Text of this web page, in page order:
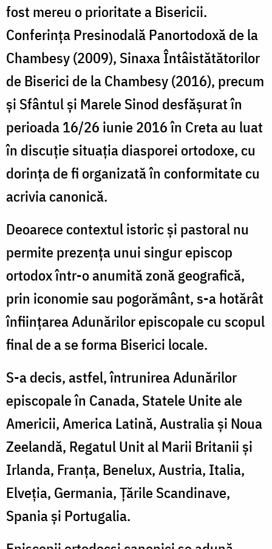
fost mereu o prioritate a Bisericii.
Conferinţa Presinodală Panortodoxă de la
Chambesy (2009), Sinaxa Întâistătătorilor
de Biserici de la Chambesy (2016), precum
şi Sfântul şi Marele Sinod desfăşurat în
perioada 16/26 iunie 2016 în Creta au luat
în discuţie situaţia diasporei ortodoxe, cu
dorinţa de fi organizată în conformitate cu
acrivia canonică.
Deoarece contextul istoric şi pastoral nu
permite prezenţa unui singur episcop
ortodox într-o anumită zonă geografică,
prin iconomie sau pogorământ, s-a hotărât
înfiinţarea Adunărilor episcopale cu scopul
final de a se forma Biserici locale.
S-a decis, astfel, întrunirea Adunărilor
episcopale în Canada, Statele Unite ale
Americii, America Latină, Australia şi Noua
Zeelandă, Regatul Unit al Marii Britanii şi
Irlanda, Franţa, Benelux, Austria, Italia,
Elveţia, Germania, Ţările Scandinave,
Spania şi Portugalia.